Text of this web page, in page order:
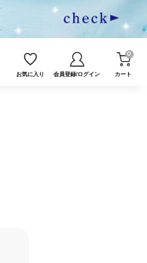
お気に入り 会員登録/ログイン カート
0